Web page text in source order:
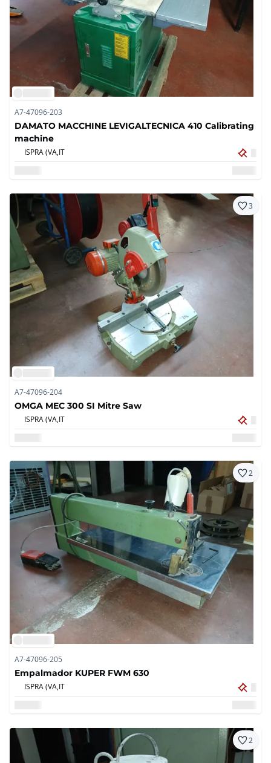
A7-47096-203
DAMATO MACCHINE LEVIGALTECNICA 410 Calibrating
machine
ISPRA (VA,IT
3
A7-47096-204
OMGA MEC 300 SI Mitre Saw
ISPRA (VA,IT
2
A7-47096-205
Empalmador KUPER FWM 630
ISPRA (VA,IT
2